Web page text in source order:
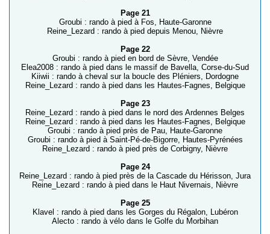
Page 21
Groubi : rando à pied à Fos, Haute-Garonne
Reine_Lezard : rando à pied depuis Menou, Nièvre
Page 22
Groubi : rando à pied en bord de Sèvre, Vendée
Elea2008 : rando à pied dans le massif de Bavella, Corse-du-Sud
Kiiwii : rando à cheval sur la boucle des Pléniers, Dordogne
Reine_Lezard : rando à pied dans les Hautes-Fagnes, Belgique
Page 23
Reine_Lezard : rando à pied dans le nord des Ardennes Belges
Reine_Lezard : rando à pied dans les Hautes-Fagnes, Belgique
Groubi : rando à pied près de Pau, Haute-Garonne
Groubi : rando à pied à Saint-Pé-de-Bigorre, Hautes-Pyrénées
Reine_Lezard : rando à pied près de Corbigny, Nièvre
Page 24
Reine_Lezard : rando à pied près de la Cascade du Hérisson, Jura
Reine_Lezard : rando à pied dans le Haut Nivernais, Nièvre
Page 25
Klavel : rando à pied dans les Gorges du Régalon, Lubéron
Alecto : rando à vélo dans le Golfe du Morbihan